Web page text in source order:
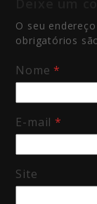
O seu
obrigatórios
Nome*
E-mail*
Site